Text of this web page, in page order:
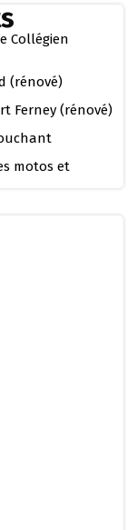
Collégien
(rénové)
Ferney (rénové)
motos et